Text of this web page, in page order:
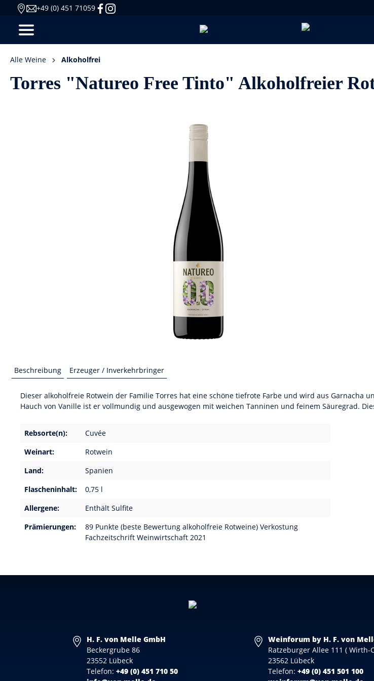
+49 (0) 451 71059
Alle Weine Alkoholfrei
Torres "Natureo Free Tinto" Alkoholfreier
Beschreibung Erzeuger / Inverkehrbringer
Dieser alkoholfreie Rotwein der Familie Torres hat eine schöne tiefrote Farbe und wird aus Garnacha
Hauch von Vanille ist er vollmundig und ausgewogen mit weichen Tanninen und feinem Säuregrad.
Rebsorte(n):
Cuvée
Weinart:
Rotwein
Land:
Spanien
Flascheninhalt:
0,75 l
Allergene:
Enthält Sulfite
Prämierungen:
89 Punkte (beste Bewertung alkoholfreie Rotweine) Verkostung
Fachzeitschrift Weinwirtschaft 2021
H. F. von Melle GmbH
Beckergrube 86
23552 Lübeck
Telefon:+49 (0) 451 710 50
Weinforum by H. F. von
Ratzeburger Allee 111 ( Wirth-
23562 Lübeck
Telefon: +49 (0) 451 501 100